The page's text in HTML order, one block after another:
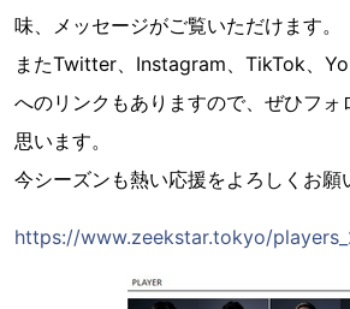
味、メッセージがご覧いただけます。
またTwitter、Instagram、TikTok、
へのリンクもありますので、ぜひフォ
思います。
今シーズンも熱い応援をよろしくお願
https://www.zeekstar.tokyo/